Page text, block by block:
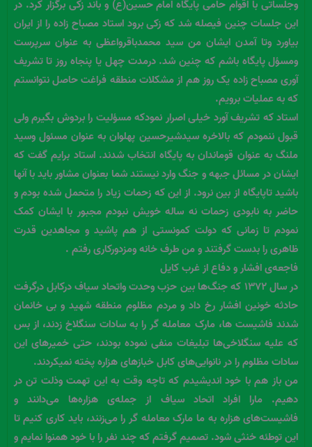
وجلساتی با اقوام حامی پایگاه امام حسین(ع) و باند زکی برگزار کرد. در
این جلسات چنین فیصله شد که زکی برود استاد مصباح زاده را از ایران
بیاورد وتا آمدن ایشان من سید محمدباقرواعظی به عنوان سرپرست
ومسؤل پایگاه باشم که چنین شد. درمدت چهل یا پنجاه روز تا تشریف
آوری مصباح زاده یک روز هم از مشکلات منطقه فراغت حاصل نتوانستم
که به عملیات برویم.
استاد که تشریف آورد خیلی اصرار نمودکه مسؤلیت را بردوش بگیرم ولی
قبول ننمودم که بالاخره سیدشیرحسین پهلوان به عنوان مسئول وسید
ملنگ به عنوان قوماندان به پایگاه انتخاب شدند. استاد برایم گفت که
ایشان در مسائل جبهه و جنگ وارد نیستند شما بعنوان مشاور باید با آنها
باشید تاپایگاه از بین نرود. از این که زحمات زیاد را متحمل شده بودم و
حاضر به نابودی زحمات نه ساله خویش نبودم مجبور با ایشان کمک
نمودم تا زمانی که دولت کمونستی از هم پاشید و مجاهدین قدرت
ظاهری را بدست گرفتند و من طرف خانه ومزدورکاری رفتم .
فاجعه‌ی افشار و دفاع از غرب کایل
در سال ۱۳۷۲ که جنگ‌ها بین حزب وحدت واتحاد سیاف درکابل درگرفت
حادثه خونین افشار رخ داد و مردم مظلوم منطقه شهید و بی خانمان
شدند فاشیست ها، مارک معامله گر را به سادات سنگلاخ زدند، از بس
که علیه سنگلاخی‌ها تبلیغات منفی نموده بودند، حتی خمیرهای این
سادات مظلوم را در نانوایی‌های کابل خبازهای هزاره پخته نمیکردند.
من باز هم با خود اندیشیدم که تاچه وقت به این تهمت وذلت تن در
دهیم. مارا افراد اتحاد سیاف از جمله‌ی هزاره‌ها می‌دانند و
فاشیست‌های هزاره به ما مارک معامله گر را می‌زنند، باید کاری کنیم تا
این توطئه خنثی شود. تصمیم گرفتم که چند نفر را با خود همنوا نمایم و